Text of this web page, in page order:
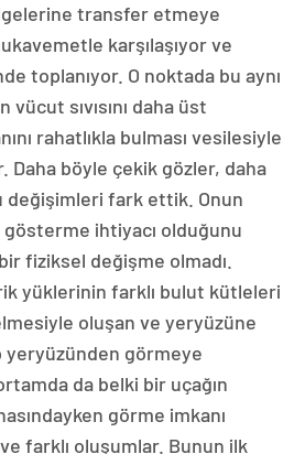
transfer etmeye
karşılaşıyor ve
toplanıyor. O noktada bu aynı
sıvısını daha üst
rahatlıkla bulması vesilesiyle
Daha böyle çekik gözler, daha
değişimleri fark ettik. Onun
ihtiyacı olduğunu
fiziksel değişme olmadı.
yüklerinin farklı bulut kütleleri
oluşan ve yeryüzüne
görmeye
da belki bir uçağın
görme imkanı
farklı oluşumlar. Bunun ilk